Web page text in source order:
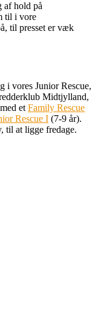
af hold på
til i vore
til presset er væk
i vores Junior Rescue,
Midtjylland,
et Family Rescue
Rescue I (7-9 år).
til at ligge fredage.